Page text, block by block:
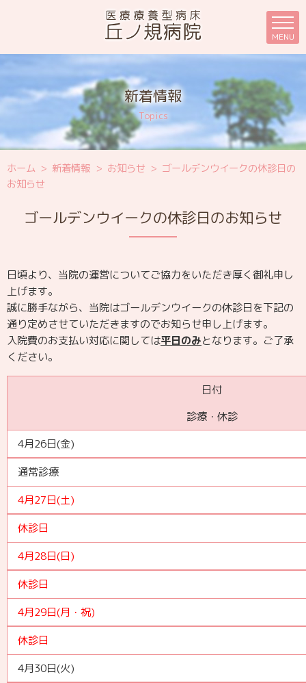
新着情報
ホーム > 新着情報 > お知らせ > ゴールデンウイークの休診日の
お知らせ
ゴールデンウイークの休診日のお知らせ
日頃より、当院の運営についてご協力をいただき厚く御礼申し
上げます。
誠に勝手ながら、当院はゴールデンウイークの休診日を下記の
通り定めさせていただきますのでお知らせ申し上げます。
入院費のお支払い対応に関しては平日のみとなります。ご了承
ください。
日付
診療・休診
4月26日(金)
通常診療
4月27日(土)
休診日
4月28日(日)
休診日
4月29日(月・祝)
休診日
4月30日(火)
MENU